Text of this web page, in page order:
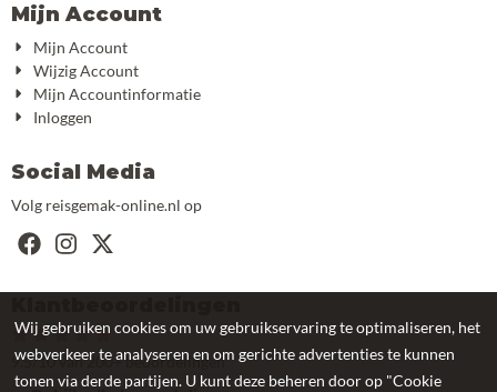
Mijn Account
Mijn Account
Wijzig Account
Mijn Accountinformatie
Inloggen
Social Media
Volg reisgemak-online.nl op
9.5/10 van 200+ beoordelingen
Wij gebruiken cookies om uw gebruikservaring te optimaliseren, het
webverkeer te analyseren en om gerichte advertenties te kunnen
tonen via derde partijen. U kunt deze beheren door op "Cookie